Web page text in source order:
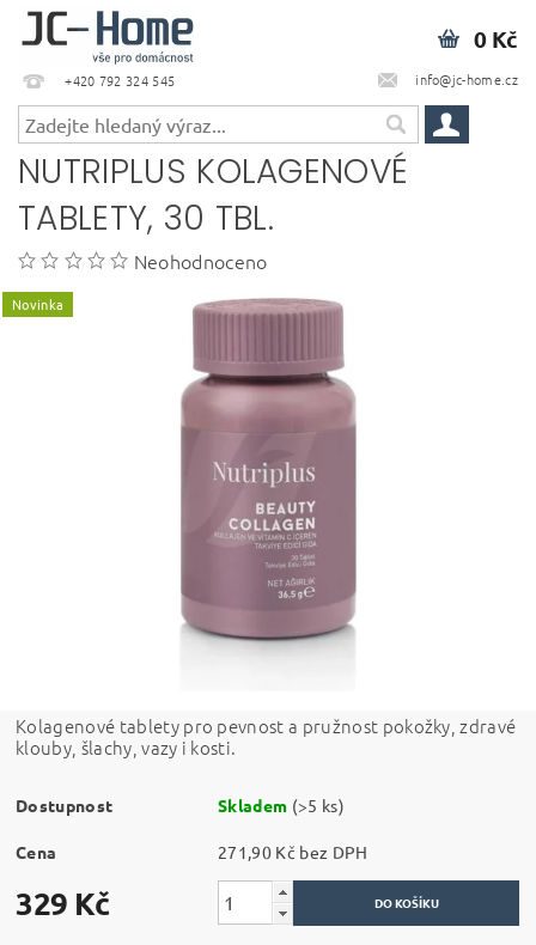
+420 792 324 545 info@jc-home.cz
0 Kč
NUTRIPLUS KOLAGENOVÉ
TABLETY, 30 TBL.
Neohodnoceno
Novinka
Kolagenové tablety pro pevnost a pružnost pokožky, zdravé
klouby, šlachy, vazy i kosti.
Dostupnost Skladem (>5 ks)
Cena 271,90 Kč bez DPH
329 Kč